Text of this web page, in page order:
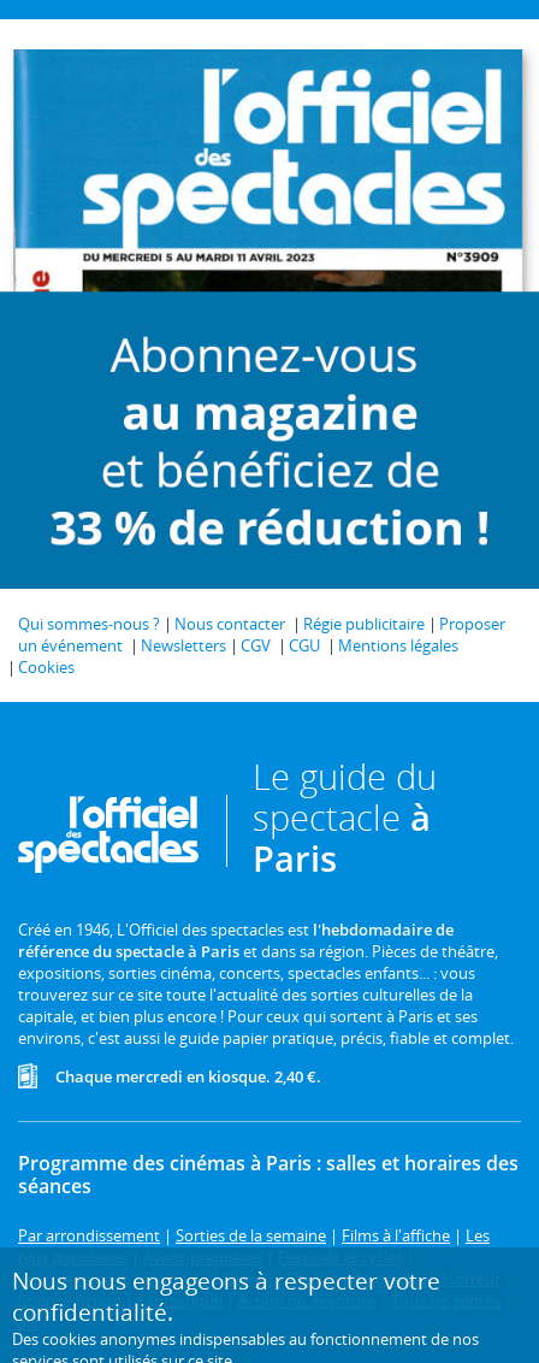
Qui sommes-nous ? Nous contacter Régie publicitaire
Proposer
un événement
Newsletters CGV CGU
Mentions légales
Cookies
Le guide du
spectacle à
Paris
Créé en 1946, L'Officiel des spectacles est l'hebdomadaire de
référence du spectacle à Pariset dans sa région. Pièces de théâtre,
expositions, sorties cinéma, concerts, spectacles enfants... : vous
trouverez sur ce site toute l'actualité des sorties culturelles de la
capitale, et bien plus encore ! Pour ceux qui sortent à Paris et ses
environs, c'est aussi le guide papier pratique, précis, fiable et complet.
Chaque mercredi en kiosque. 2,40 €.
Programme des cinémas à Paris : salles et horaires des
séances
Par arrondissement | Sorties de la semaine | Films à l'affiche | Les
Prochainement |Comédie|Drame |Thriller|Animation|
Science-fiction
|Fantastique Action ou aventure
3D
Nous nous engageons à respecter votre
confidentialité.
Des cookies anonymes indispensables au fonctionnement de nos